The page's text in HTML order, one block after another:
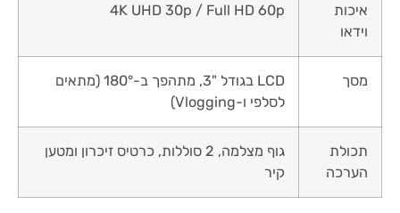
איכות
וידאו
4K UHD 30p / Full HD 60p
מסך
LCD בגודל "3, מתהפך ב-180° (מתאים
לסלפי ו-Vlogging)
תכולת
הערכה
גוף מצלמה, 2 סוללות, כרטיס זיכרון ומטען
קיר